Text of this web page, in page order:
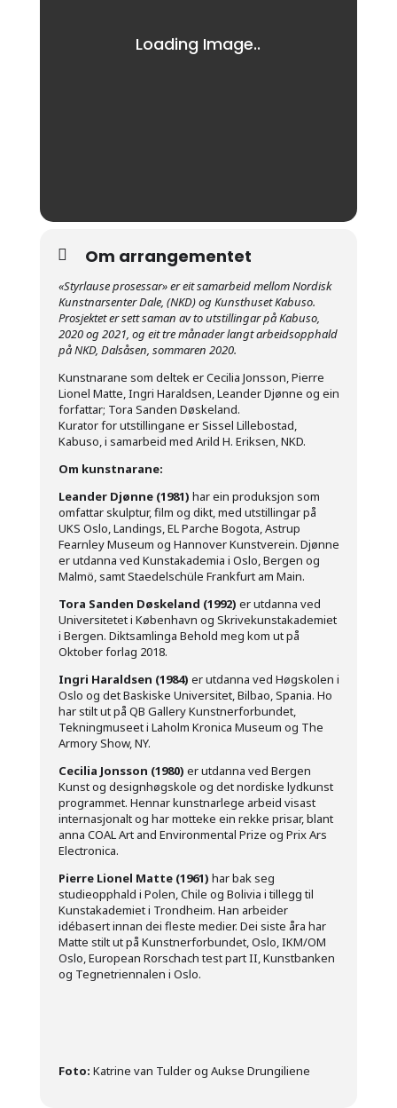
Om arrangementet
«Styrlause prosessar» er eit samarbeid mellom Nordisk
Kunstnarsenter Dale, (NKD) og Kunsthuset Kabuso.
Prosjektet er sett saman av to utstillingar på Kabuso,
2020 og 2021, og eit tre månader langt arbeidsopphald
på NKD, Dalsåsen, sommaren 2020.
Kunstnarane som deltek er Cecilia Jonsson, Pierre
Lionel Matte, Ingri Haraldsen, Leander Djønne og ein
forfattar; Tora Sanden Døskeland.
Kurator for utstillingane er Sissel Lillebostad,
Kabuso, i samarbeid med Arild H. Eriksen, NKD.
Om kunstnarane:
Leander Djønne (1981) har ein produksjon som
omfattar skulptur, film og dikt, med utstillingar på
UKS Oslo, Landings, EL Parche Bogota, Astrup
Fearnley Museum og Hannover Kunstverein. Djønne
er utdanna ved Kunstakademia i Oslo, Bergen og
Malmö, samt Staedelschüle Frankfurt am Main.
Tora Sanden Døskeland (1992) er utdanna ved
Universitetet i København og Skrivekunstakademiet
i Bergen. Diktsamlinga Behold meg kom ut på
Oktober forlag 2018.
Ingri Haraldsen (1984) er utdanna ved Høgskolen i
Oslo og det Baskiske Universitet, Bilbao, Spania. Ho
har stilt ut på QB Gallery Kunstnerforbundet,
Tekningmuseet i Laholm Kronica Museum og The
Armory Show, NY.
Cecilia Jonsson (1980) er utdanna ved Bergen
Kunst og designhøgskole og det nordiske lydkunst
programmet. Hennar kunstnarlege arbeid visast
internasjonalt og har motteke ein rekke prisar, blant
anna COAL Art and Environmental Prize og Prix Ars
Electronica.
Pierre Lionel Matte (1961) har bak seg
studieopphald i Polen, Chile og Bolivia i tillegg til
Kunstakademiet i Trondheim. Han arbeider
idébasert innan dei fleste medier. Dei siste åra har
Matte stilt ut på Kunstnerforbundet, Oslo, IKM/OM
Oslo, European Rorschach test part II, Kunstbanken
og Tegnetriennalen i Oslo.
Foto: Katrine van Tulder og Aukse Drungiliene